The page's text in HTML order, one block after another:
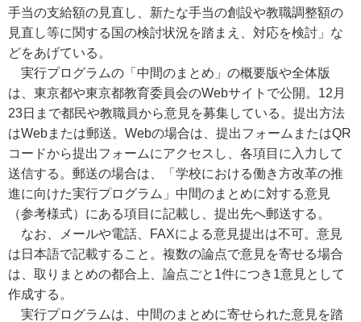
手当の支給額の見直し、新たな手当の創設や教職調整額の
見直し等に関する国の検討状況を踏まえ、対応を検討」な
どをあげている。
実行プログラムの「中間のまとめ」の概要版や全体版
は、東京都や東京都教育委員会のWebサイトで公開。12月
23日まで都民や教職員から意見を募集している。提出方法
はWebまたは郵送。Webの場合は、提出フォームまたはQR
コードから提出フォームにアクセスし、各項目に入力して
送信する。郵送の場合は、「学校における働き方改革の推
進に向けた実行プログラム」中間のまとめに対する意見
（参考様式）にある項目に記載し、提出先へ郵送する。
なお、メールや電話、FAXによる意見提出は不可。意見
は日本語で記載すること。複数の論点で意見を寄せる場合
は、取りまとめの都合上、論点ごと1件につき1意見として
作成する。
実行プログラムは、中間のまとめに寄せられた意見を踏